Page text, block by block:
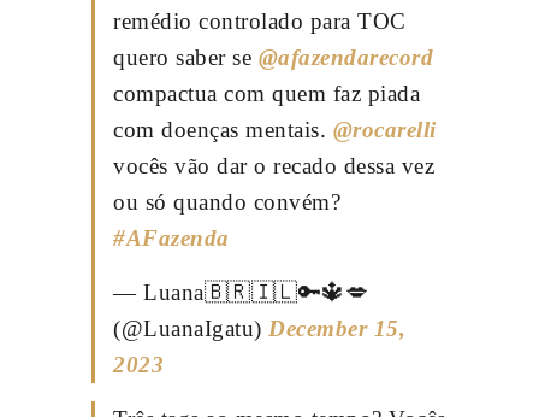
remédio controlado para TOC
quero saber se @afazendarecord
compactua com quem faz piada
com doenças mentais. @rocarelli
vocês vão dar o recado dessa vez
ou só quando convém?
#AFazenda
— Luana🇧🇷🇮🇱🔑🔱💋
(@LuanaIgatu) December 15,
2023